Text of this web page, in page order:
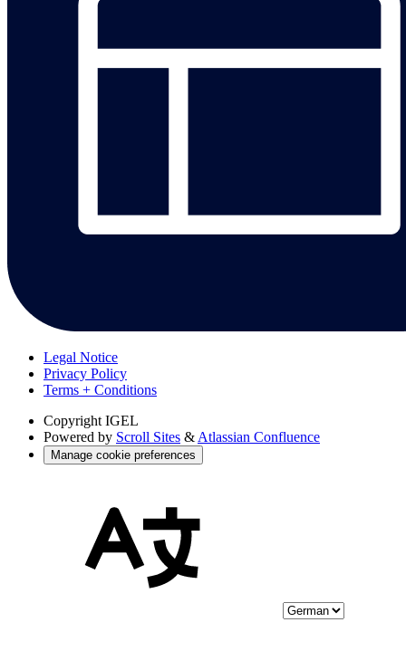
Legal Notice
Privacy Policy
Terms + Conditions
Copyright IGEL
Powered by Scroll Sites & Atlassian Confluence
Manage cookie preferences